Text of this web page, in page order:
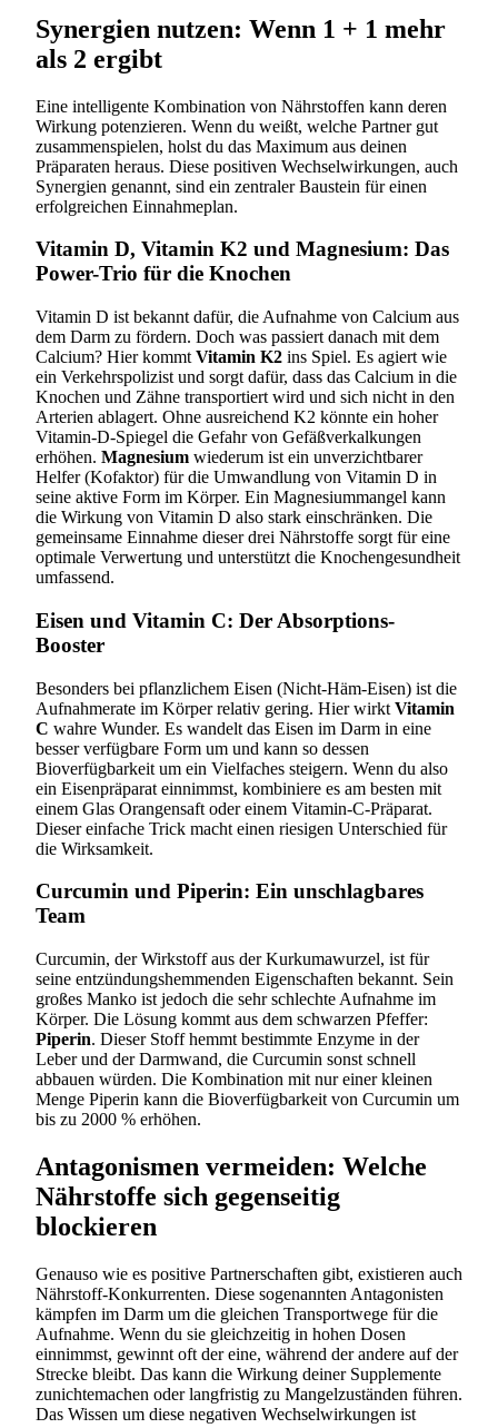
Synergien nutzen: Wenn 1 + 1 mehr
als 2 ergibt
Eine intelligente Kombination von Nährstoffen kann deren
Wirkung potenzieren. Wenn du weißt, welche Partner gut
zusammenspielen, holst du das Maximum aus deinen
Präparaten heraus. Diese positiven Wechselwirkungen, auch
Synergien genannt, sind ein zentraler Baustein für einen
erfolgreichen Einnahmeplan.
Vitamin D, Vitamin K2 und Magnesium: Das
Power-Trio für die Knochen
Vitamin D ist bekannt dafür, die Aufnahme von Calcium aus
dem Darm zu fördern. Doch was passiert danach mit dem
Calcium? Hier kommt Vitamin K2 ins Spiel. Es agiert wie
ein Verkehrspolizist und sorgt dafür, dass das Calcium in die
Knochen und Zähne transportiert wird und sich nicht in den
Arterien ablagert. Ohne ausreichend K2 könnte ein hoher
Vitamin-D-Spiegel die Gefahr von Gefäßverkalkungen
erhöhen. Magnesium wiederum ist ein unverzichtbarer
Helfer (Kofaktor) für die Umwandlung von Vitamin D in
seine aktive Form im Körper. Ein Magnesiummangel kann
die Wirkung von Vitamin D also stark einschränken. Die
gemeinsame Einnahme dieser drei Nährstoffe sorgt für eine
optimale Verwertung und unterstützt die Knochengesundheit
umfassend.
Eisen und Vitamin C: Der Absorptions-
Booster
Besonders bei pflanzlichem Eisen (Nicht-Häm-Eisen) ist die
Aufnahmerate im Körper relativ gering. Hier wirkt Vitamin
C wahre Wunder. Es wandelt das Eisen im Darm in eine
besser verfügbare Form um und kann so dessen
Bioverfügbarkeit um ein Vielfaches steigern. Wenn du also
ein Eisenpräparat einnimmst, kombiniere es am besten mit
einem Glas Orangensaft oder einem Vitamin-C-Präparat.
Dieser einfache Trick macht einen riesigen Unterschied für
die Wirksamkeit.
Curcumin und Piperin: Ein unschlagbares
Team
Curcumin, der Wirkstoff aus der Kurkumawurzel, ist für
seine entzündungshemmenden Eigenschaften bekannt. Sein
großes Manko ist jedoch die sehr schlechte Aufnahme im
Körper. Die Lösung kommt aus dem schwarzen Pfeffer:
Piperin. Dieser Stoff hemmt bestimmte Enzyme in der
Leber und der Darmwand, die Curcumin sonst schnell
abbauen würden. Die Kombination mit nur einer kleinen
Menge Piperin kann die Bioverfügbarkeit von Curcumin um
bis zu 2000 % erhöhen.
Antagonismen vermeiden: Welche
Nährstoffe sich gegenseitig
blockieren
Genauso wie es positive Partnerschaften gibt, existieren auch
Nährstoff-Konkurrenten. Diese sogenannten Antagonisten
kämpfen im Darm um die gleichen Transportwege für die
Aufnahme. Wenn du sie gleichzeitig in hohen Dosen
einnimmst, gewinnt oft der eine, während der andere auf der
Strecke bleibt. Das kann die Wirkung deiner Supplemente
zunichtemachen oder langfristig zu Mangelzuständen führen.
Das Wissen um diese negativen Wechselwirkungen ist